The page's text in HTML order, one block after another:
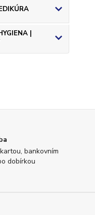
|
bankovním
dobírkou